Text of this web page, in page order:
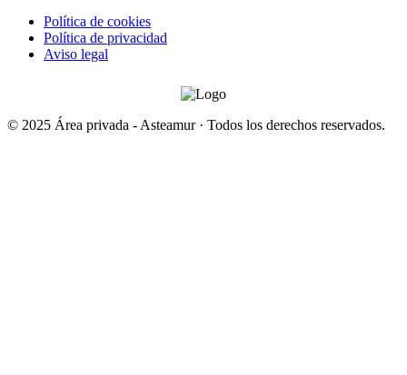
Política de cookies
Política de privacidad
Aviso legal
© 2025 Área privada - Asteamur · Todos los derechos reservados.